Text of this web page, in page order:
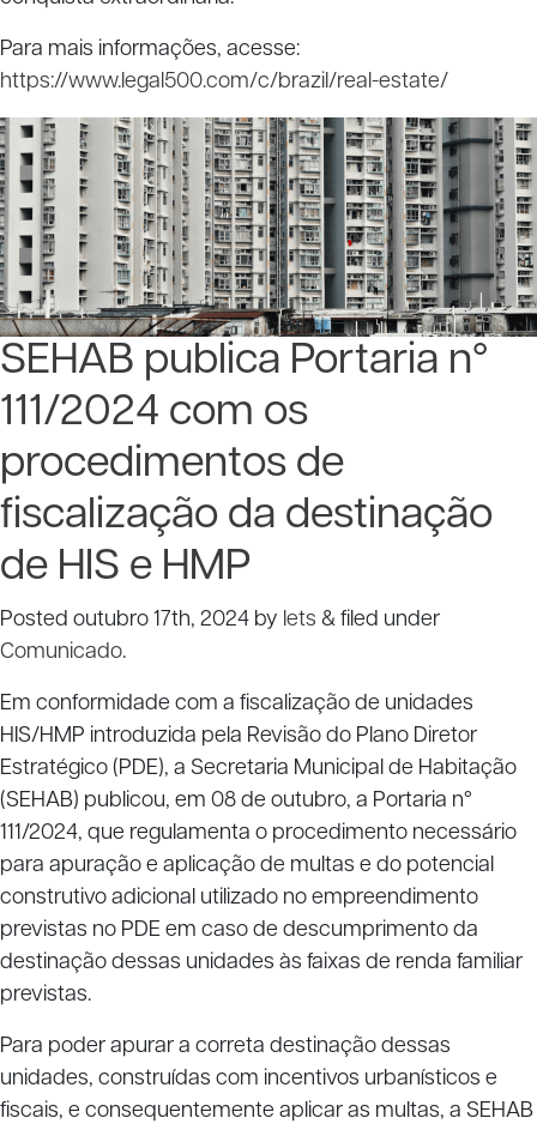
Para mais informações, acesse:
https://www.legal500.com/c/brazil/real-estate/
SEHAB publica Portaria n°
111/2024 com os
procedimentos de
fiscalização da destinação
de HIS e HMP
Posted outubro 17th, 2024 by lets & filed under
Comunicado.
Em conformidade com a fiscalização de unidades
HIS/HMP introduzida pela Revisão do Plano Diretor
Estratégico (PDE), a Secretaria Municipal de Habitação
(SEHAB) publicou, em 08 de outubro, a Portaria n°
111/2024, que regulamenta o procedimento necessário
para apuração e aplicação de multas e do potencial
construtivo adicional utilizado no empreendimento
previstas no PDE em caso de descumprimento da
destinação dessas unidades às faixas de renda familiar
previstas.
Para poder apurar a correta destinação dessas
unidades, construídas com incentivos urbanísticos e
fiscais, e consequentemente aplicar as multas, a SEHAB